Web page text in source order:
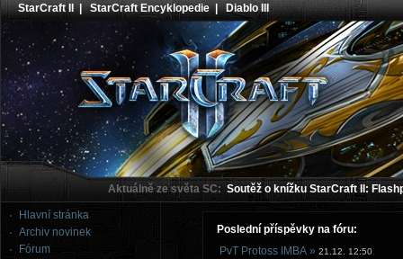
StarCraft II |StarCraft Encyklopedie|Diablo III
Aktuálně ze světa SC: Soutěž o knížku StarCraft II:
Hlavní stránka
Archiv novinek
Fórum
Poslední příspěvky na fóru:
PvT Protoss IMBA » 21.12. 12:50